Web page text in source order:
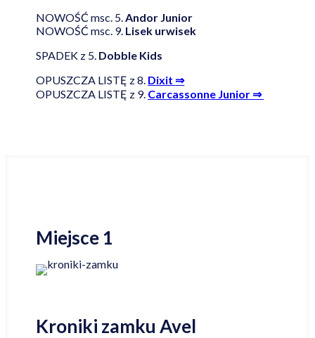
NOWOŚĆ msc. 5. Andor Junior
NOWOŚĆ msc. 9. Lisek urwisek
SPADEK z 5. Dobble Kids
OPUSZCZA LISTĘ z 8. Dixit ⇒
OPUSZCZA LISTĘ z 9. Carcassonne Junior ⇒
Miejsce 1
Kroniki zamku Avel